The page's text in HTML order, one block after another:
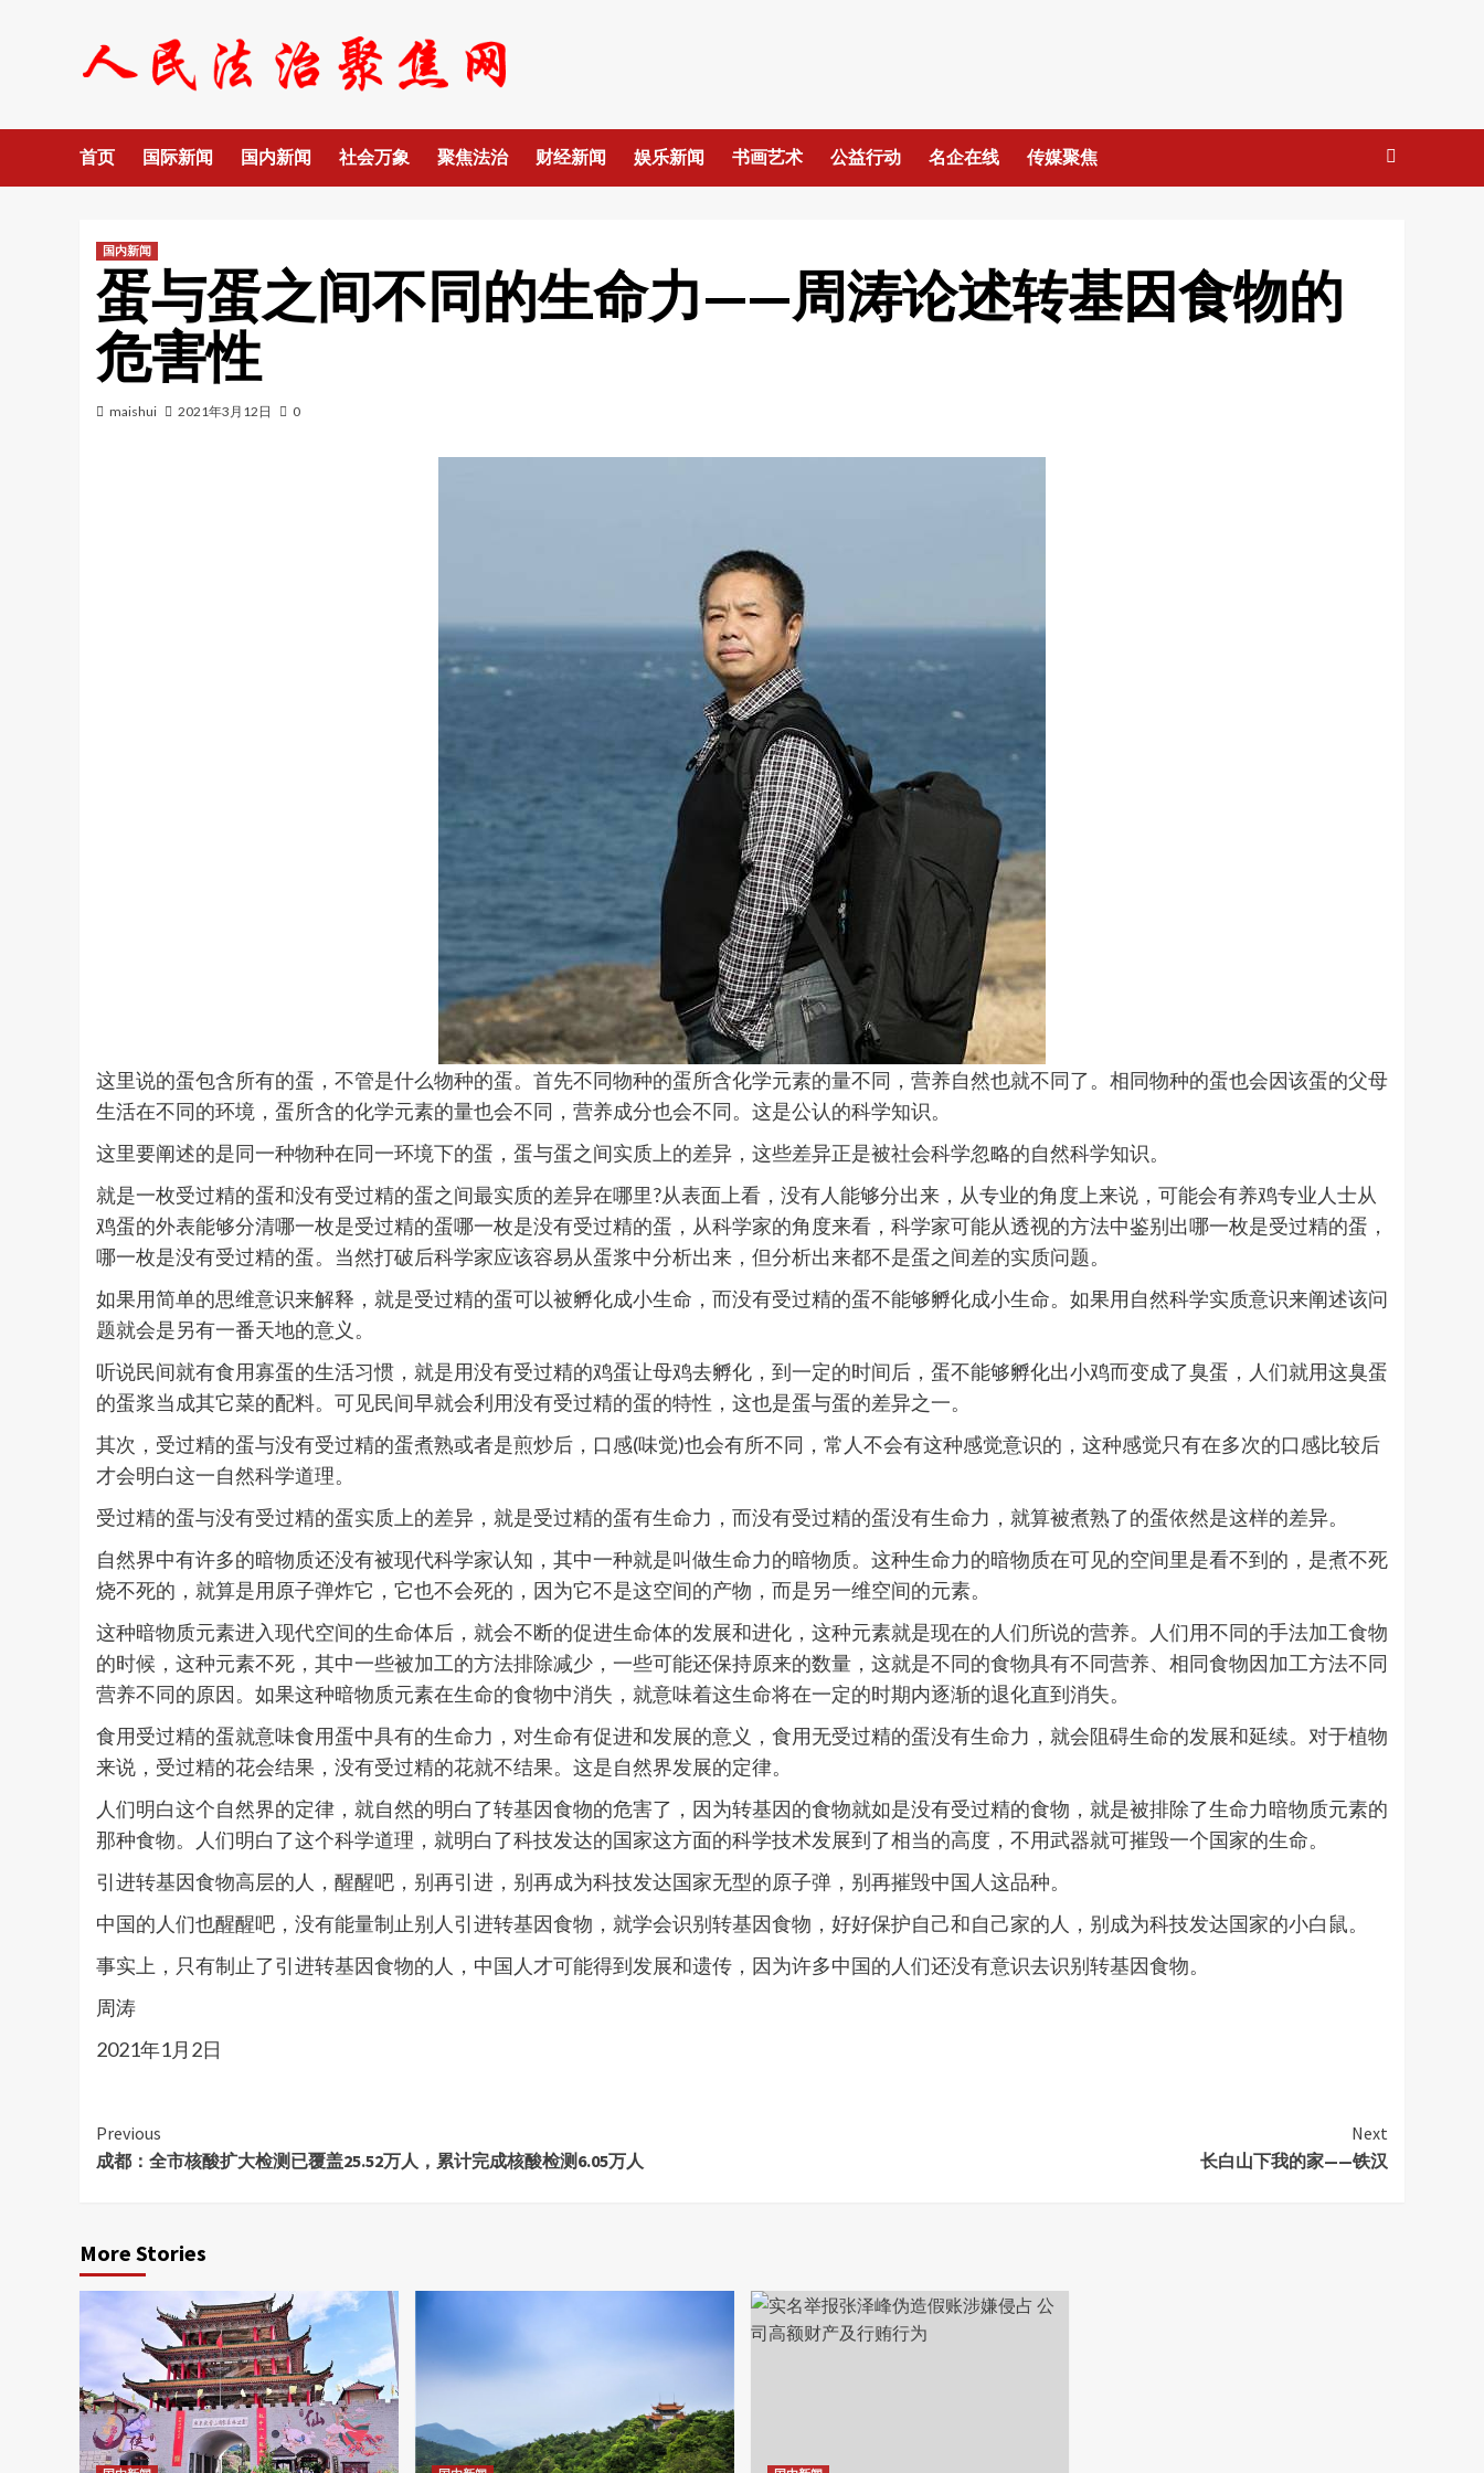
首页 国际新闻 国内新闻 社会万象 聚焦法治 财经新闻 娱乐新闻 书画艺术 公益行动 名企在线 传媒聚焦
国内新闻
蛋与蛋之间不同的生命力——周涛论述转基因食物的
危害性
maishui 2021年3月12日 0
这里说的蛋包含所有的蛋，不管是什么物种的蛋。首先不同物种的蛋所含化学元素的量不同，营养自然也就不同了。相同物种的蛋也会因该蛋的父母
生活在不同的环境，蛋所含的化学元素的量也会不同，营养成分也会不同。这是公认的科学知识。
这里要阐述的是同一种物种在同一环境下的蛋，蛋与蛋之间实质上的差异，这些差异正是被社会科学忽略的自然科学知识。
就是一枚受过精的蛋和没有受过精的蛋之间最实质的差异在哪里?从表面上看，没有人能够分出来，从专业的角度上来说，可能会有养鸡专业人士从
鸡蛋的外表能够分清哪一枚是受过精的蛋哪一枚是没有受过精的蛋，从科学家的角度来看，科学家可能从透视的方法中鉴别出哪一枚是受过精的蛋，
哪一枚是没有受过精的蛋。当然打破后科学家应该容易从蛋浆中分析出来，但分析出来都不是蛋之间差的实质问题。
如果用简单的思维意识来解释，就是受过精的蛋可以被孵化成小生命，而没有受过精的蛋不能够孵化成小生命。如果用自然科学实质意识来阐述该问
题就会是另有一番天地的意义。
听说民间就有食用寡蛋的生活习惯，就是用没有受过精的鸡蛋让母鸡去孵化，到一定的时间后，蛋不能够孵化出小鸡而变成了臭蛋，人们就用这臭蛋
的蛋浆当成其它菜的配料。可见民间早就会利用没有受过精的蛋的特性，这也是蛋与蛋的差异之一。
其次，受过精的蛋与没有受过精的蛋煮熟或者是煎炒后，口感(味觉)也会有所不同，常人不会有这种感觉意识的，这种感觉只有在多次的口感比较后
才会明白这一自然科学道理。
受过精的蛋与没有受过精的蛋实质上的差异，就是受过精的蛋有生命力，而没有受过精的蛋没有生命力，就算被煮熟了的蛋依然是这样的差异。
自然界中有许多的暗物质还没有被现代科学家认知，其中一种就是叫做生命力的暗物质。这种生命力的暗物质在可见的空间里是看不到的，是煮不死
烧不死的，就算是用原子弹炸它，它也不会死的，因为它不是这空间的产物，而是另一维空间的元素。
这种暗物质元素进入现代空间的生命体后，就会不断的促进生命体的发展和进化，这种元素就是现在的人们所说的营养。人们用不同的手法加工食物
的时候，这种元素不死，其中一些被加工的方法排除减少，一些可能还保持原来的数量，这就是不同的食物具有不同营养、相同食物因加工方法不同
营养不同的原因。如果这种暗物质元素在生命的食物中消失，就意味着这生命将在一定的时期内逐渐的退化直到消失。
食用受过精的蛋就意味食用蛋中具有的生命力，对生命有促进和发展的意义，食用无受过精的蛋没有生命力，就会阻碍生命的发展和延续。对于植物
来说，受过精的花会结果，没有受过精的花就不结果。这是自然界发展的定律。
人们明白这个自然界的定律，就自然的明白了转基因食物的危害了，因为转基因的食物就如是没有受过精的食物，就是被排除了生命力暗物质元素的
那种食物。人们明白了这个科学道理，就明白了科技发达的国家这方面的科学技术发展到了相当的高度，不用武器就可摧毁一个国家的生命。
引进转基因食物高层的人，醒醒吧，别再引进，别再成为科技发达国家无型的原子弹，别再摧毁中国人这品种。
中国的人们也醒醒吧，没有能量制止别人引进转基因食物，就学会识别转基因食物，好好保护自己和自己家的人，别成为科技发达国家的小白鼠。
事实上，只有制止了引进转基因食物的人，中国人才可能得到发展和遗传，因为许多中国的人们还没有意识去识别转基因食物。
周涛
2021年1月2日
Continue
Reading
Previous
成都：全市核酸扩大检测已覆盖25.52万人，累计完成核酸检测6.05万人
Next
长白山下我的家——铁汉
More Stories